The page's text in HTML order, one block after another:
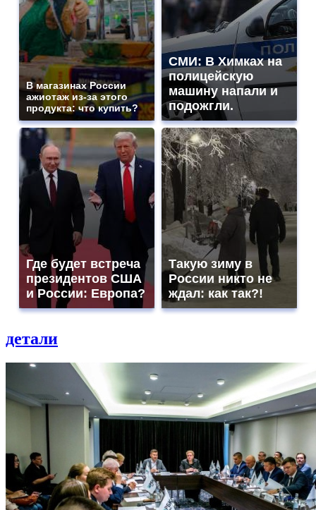
В магазинах России
ажиотаж из-за этого
продукта: что купить?
СМИ: В Химках на
полицейскую
машину напали и
подожгли.
Где будет встреча
президентов США
и России: Европа?
Такую зиму в
России никто не
ждал: как так?!
детали